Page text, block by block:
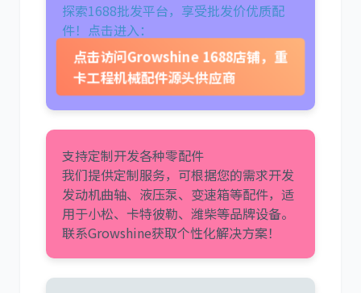
卡尔玛 杰西博
大宇
探索1688批发平台，享受批发价优质配
件！点击进入：
点击访问Growshine 1688店铺，重
卡工程机械配件源头供应商
支持定制开发各种零配件
我们提供定制服务，可根据您的需求开发
发动机曲轴、液压泵、变速箱等配件，适
用于小松、卡特彼勒、潍柴等品牌设备。
联系Growshine获取个性化解决方案！